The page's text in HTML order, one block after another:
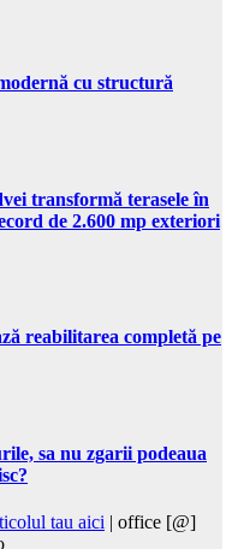
cu structură
transformă terasele în
de 2.600 mp exteriori
reabilitarea completă pe
sa nu zgarii podeaua
tau aici | office [@]